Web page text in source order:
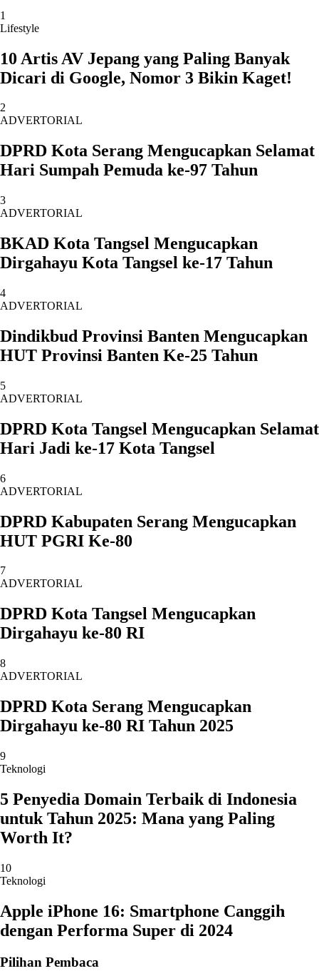
1
Lifestyle
10 Artis AV Jepang yang Paling Banyak
Dicari di Google, Nomor 3 Bikin Kaget!
2
ADVERTORIAL
DPRD Kota Serang Mengucapkan Selamat
Hari Sumpah Pemuda ke-97 Tahun
3
ADVERTORIAL
BKAD Kota Tangsel Mengucapkan
Dirgahayu Kota Tangsel ke-17 Tahun
4
ADVERTORIAL
Dindikbud Provinsi Banten Mengucapkan
HUT Provinsi Banten Ke-25 Tahun
5
ADVERTORIAL
DPRD Kota Tangsel Mengucapkan Selamat
Hari Jadi ke-17 Kota Tangsel
6
ADVERTORIAL
DPRD Kabupaten Serang Mengucapkan
HUT PGRI Ke-80
7
ADVERTORIAL
DPRD Kota Tangsel Mengucapkan
Dirgahayu ke-80 RI
8
ADVERTORIAL
DPRD Kota Serang Mengucapkan
Dirgahayu ke-80 RI Tahun 2025
9
Teknologi
5 Penyedia Domain Terbaik di Indonesia
untuk Tahun 2025: Mana yang Paling
Worth It?
10
Teknologi
Apple iPhone 16: Smartphone Canggih
dengan Performa Super di 2024
Pilihan Pembaca